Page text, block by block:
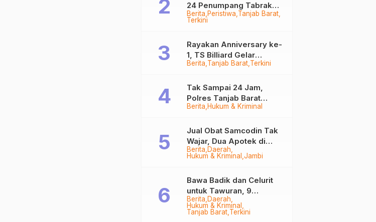
Berita Peristiwa Tanjab Barat
Terkini
24 Penumpang Tabrak
Togok di Kuala Tungkal,
Berita Tanjab Barat Terkini
Rayakan Anniversary ke-
1, TS Billiard Gelar
Turnamen 9 Ball
Berita Hukum & Kriminal
Tak Sampai 24 Jam,
Polres Tanjab Barat
Ringkus Komplotan
Tungkal
Berita Daerah
Hukum & Kriminal Jambi
Jual Obat Samcodin Tak
Wajar, Dua Apotek di
Tanjab Barat Disegel
Berita Daerah
Hukum & Kriminal
Tanjab Barat Terkini
Bawa Badik dan Celurit
untuk Tawuran, 9
Anggota Geng Motor di
Tanjab Barat Diringkus